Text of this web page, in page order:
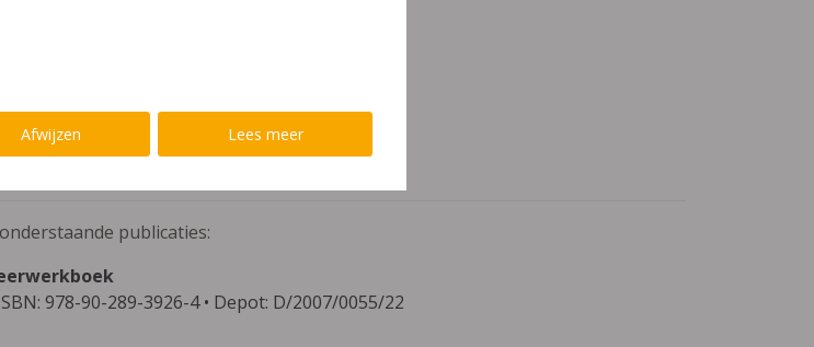
publicaties:
978-90-289-3926-4 • Depot: D/2007/0055/22
Afwijzen Lees meer